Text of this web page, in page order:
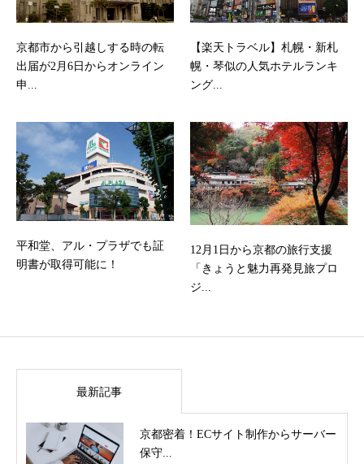
京都市から引越しする時の転
出届が2月6日からオンライン
申...
【楽天トラベル】札幌・新札
幌・琴似の人気ホテルランキ
ング...
平和堂、アル・プラザでも証
明書が取得可能に！
12月1日から京都の旅行支援
「きょうと魅力再発見旅プロ
ジ...
最新記事
京都密着！ECサイト制作からサーバー
保守...